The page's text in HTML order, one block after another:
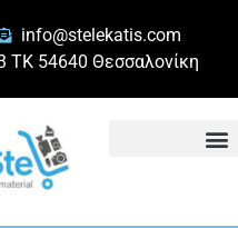
info@stelekatis.com
ΤΚ 54640 Θεσσαλονίκη